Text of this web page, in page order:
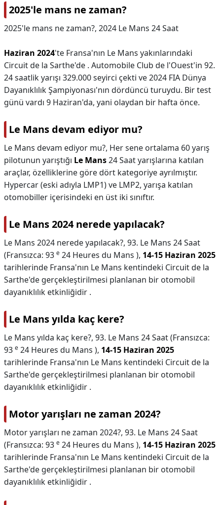
2025'le mans ne zaman?
2025'le mans ne zaman?, 2024 Le Mans 24 Saat
Haziran 2024'te Fransa'nın Le Mans yakınlarındaki
Circuit de la Sarthe'de . Automobile Club de l'Ouest'in 92.
24 saatlik yarışı 329.000 seyirci çekti ve 2024 FIA Dünya
Dayanıklılık Şampiyonası'nın dördüncü turuydu. Bir test
günü vardı 9 Haziran'da, yani olaydan bir hafta önce.
Le Mans devam ediyor mu?
Le Mans devam ediyor mu?, Her sene ortalama 60 yarış
pilotunun yarıştığı Le Mans24 Saat yarışlarına katılan
araçlar, özelliklerine göre dört kategoriye ayrılmıştır.
Hypercar (eski adıyla LMP1) ve LMP2, yarışa katılan
otomobiller içerisindeki en üst iki sınıftır.
Le Mans 2024 nerede yapılacak?
Le Mans 2024 nerede yapılacak?, 93. Le Mans 24 Saat
(Fransızca: 93 e 24 Heures du Mans ), 14-15 Haziran 2025
tarihlerinde Fransa'nın Le Mans kentindeki Circuit de la
Sarthe'de gerçekleştirilmesi planlanan bir otomobil
dayanıklılık etkinliğidir .
Le Mans yılda kaç kere?
Le Mans yılda kaç kere?, 93. Le Mans 24 Saat (Fransızca:
93 e 24 Heures du Mans ), 14-15 Haziran 2025
tarihlerinde Fransa'nın Le Mans kentindeki Circuit de la
Sarthe'de gerçekleştirilmesi planlanan bir otomobil
dayanıklılık etkinliğidir .
Motor yarışları ne zaman 2024?
Motor yarışları ne zaman 2024?, 93. Le Mans 24 Saat
(Fransızca: 93 e 24 Heures du Mans ), 14-15 Haziran 2025
tarihlerinde Fransa'nın Le Mans kentindeki Circuit de la
Sarthe'de gerçekleştirilmesi planlanan bir otomobil
dayanıklılık etkinliğidir .